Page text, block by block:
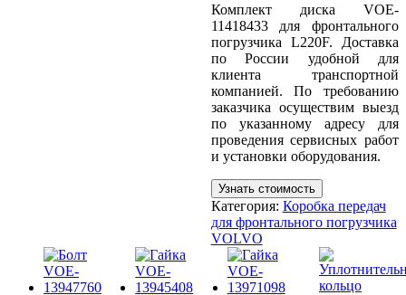
Комплект диска VOE-
11418433 для фронтального
погрузчика L220F. Доставка
по России удобной для
клиента транспортной
компанией. По требованию
заказчика осуществим выезд
по указанному адресу для
проведения сервисных работ
и установки оборудования.
Узнать стоимость
Категория: Коробка передач
для фронтального погрузчика
VOLVO